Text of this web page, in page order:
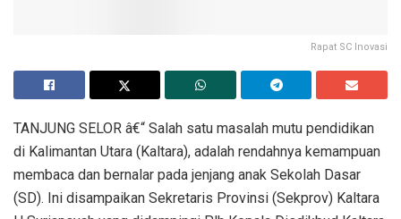
Rapat SC Inovasi
TANJUNG SELOR â€“ Salah satu masalah mutu pendidikan
di Kalimantan Utara (Kaltara), adalah rendahnya kemampuan
membaca dan bernalar pada jenjang anak Sekolah Dasar
(SD). Ini disampaikan Sekretaris Provinsi (Sekprov) Kaltara